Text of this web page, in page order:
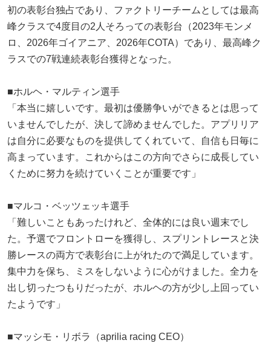
初の表彰台独占であり、ファクトリーチームとしては最高
峰クラスで4度目の2人そろっての表彰台（2023年モンメ
ロ、2026年ゴイアニア、2026年COTA）であり、最高峰ク
ラスでの7戦連続表彰台獲得となった。
■ホルヘ・マルティン選手
「本当に嬉しいです。最初は優勝争いができるとは思って
いませんでしたが、決して諦めませんでした。アプリリア
は自分に必要なものを提供してくれていて、自信も日毎に
高まっています。これからはこの方向でさらに成⾧してい
くために努力を続けていくことが重要です」
■マルコ・ベッツェッキ選手
「難しいこともあったけれど、全体的には良い週末でし
た。予選でフロントローを獲得し、スプリントレースと決
勝レースの両方で表彰台に上がれたので満足しています。
集中力を保ち、ミスをしないように心がけました。全力を
出し切ったつもりだったが、ホルヘの方が少し上回ってい
たようです」
■マッシモ・リボラ（aprilia racing CEO）